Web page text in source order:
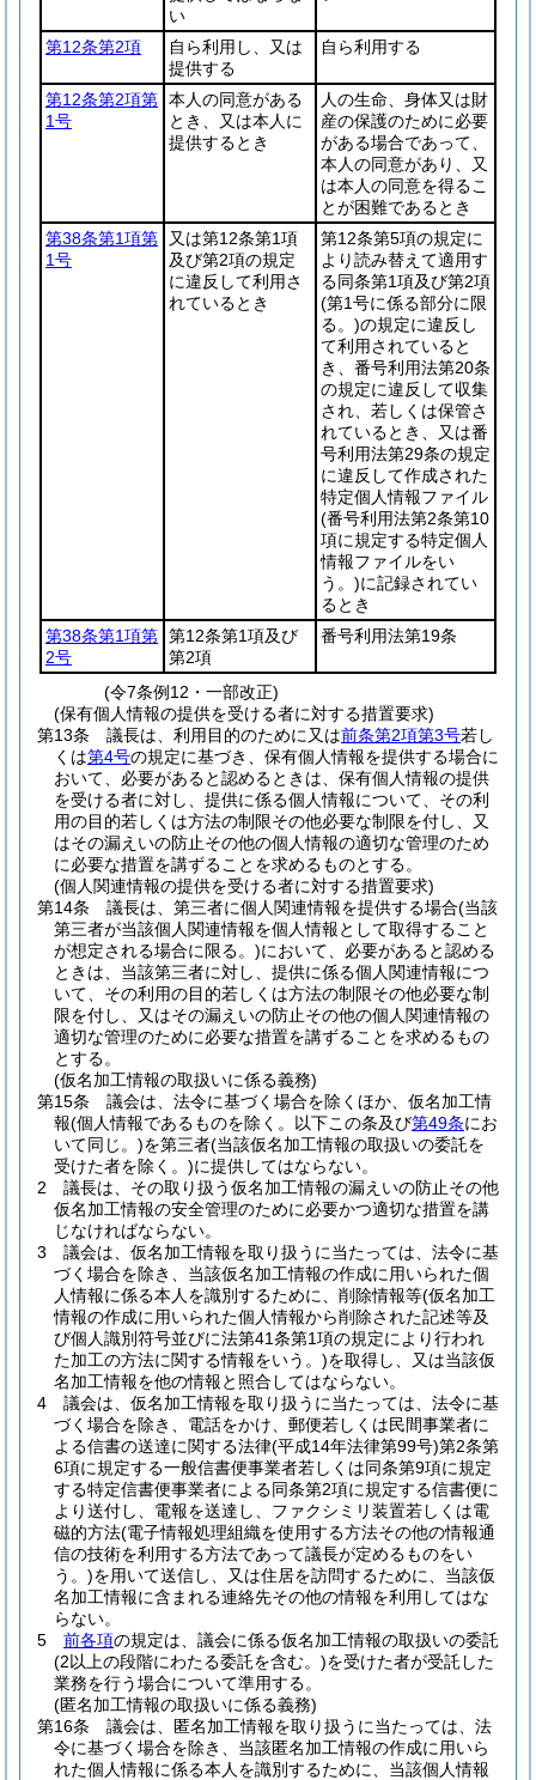
い
第12条第2項
自ら利用し、又は
提供する
自ら利用する
第12条第2項第
1号
本人の同意がある
とき、又は本人に
提供するとき
人の生命、身体又は財
産の保護のために必要
がある場合であって、
本人の同意があり、又
は本人の同意を得るこ
とが困難であるとき
第38条第1項第
1号
又は第12条第1項
及び第2項の規定
に違反して利用さ
れているとき
第12条第5項の規定に
より読み替えて適用す
る同条第1項及び第2項
(第1号に係る部分に限
る。)の規定に違反し
て利用されていると
き、番号利用法第20条
の規定に違反して収集
され、若しくは保管さ
れているとき、又は番
号利用法第29条の規定
に違反して作成された
特定個人情報ファイル
(番号利用法第2条第10
項に規定する特定個人
情報ファイルをい
う。)に記録されてい
るとき
第38条第1項第
2号
第12条第1項及び
第2項
番号利用法第19条
(令7条例12・一部改正)
(保有個人情報の提供を受ける者に対する措置要求)
第13条
議長は、利用目的のために又は前条第2項第3号若し
くは第4号の規定に基づき、保有個人情報を提供する場合に
おいて、必要があると認めるときは、保有個人情報の提供
を受ける者に対し、提供に係る個人情報について、その利
用の目的若しくは方法の制限その他必要な制限を付し、又
はその漏えいの防止その他の個人情報の適切な管理のため
に必要な措置を講ずることを求めるものとする。
(個人関連情報の提供を受ける者に対する措置要求)
第14条
議長は、第三者に個人関連情報を提供する場合(当該
第三者が当該個人関連情報を個人情報として取得すること
が想定される場合に限る。)において、必要があると認める
ときは、当該第三者に対し、提供に係る個人関連情報につ
いて、その利用の目的若しくは方法の制限その他必要な制
限を付し、又はその漏えいの防止その他の個人関連情報の
適切な管理のために必要な措置を講ずることを求めるもの
とする。
(仮名加工情報の取扱いに係る義務)
第15条
議会は、法令に基づく場合を除くほか、仮名加工情
報(個人情報であるものを除く。以下この条及び第49条にお
いて同じ。)を第三者(当該仮名加工情報の取扱いの委託を
受けた者を除く。)に提供してはならない。
2
議長は、その取り扱う仮名加工情報の漏えいの防止その他
仮名加工情報の安全管理のために必要かつ適切な措置を講
じなければならない。
3
議会は、仮名加工情報を取り扱うに当たっては、法令に基
づく場合を除き、当該仮名加工情報の作成に用いられた個
人情報に係る本人を識別するために、削除情報等(仮名加工
情報の作成に用いられた個人情報から削除された記述等及
び個人識別符号並びに法第41条第1項の規定により行われ
た加工の方法に関する情報をいう。)を取得し、又は当該仮
名加工情報を他の情報と照合してはならない。
4
議会は、仮名加工情報を取り扱うに当たっては、法令に基
づく場合を除き、電話をかけ、郵便若しくは民間事業者に
よる信書の送達に関する法律(平成14年法律第99号)第2条第
6項に規定する一般信書便事業者若しくは同条第9項に規定
する特定信書便事業者による同条第2項に規定する信書便に
より送付し、電報を送達し、ファクシミリ装置若しくは電
磁的方法(電子情報処理組織を使用する方法その他の情報通
信の技術を利用する方法であって議長が定めるものをい
う。)を用いて送信し、又は住居を訪問するために、当該仮
名加工情報に含まれる連絡先その他の情報を利用してはな
らない。
5
前各項の規定は、議会に係る仮名加工情報の取扱いの委託
(2以上の段階にわたる委託を含む。)を受けた者が受託した
業務を行う場合について準用する。
(匿名加工情報の取扱いに係る義務)
第16条
議会は、匿名加工情報を取り扱うに当たっては、法
令に基づく場合を除き、当該匿名加工情報の作成に用いら
れた個人情報に係る本人を識別するために、当該個人情報